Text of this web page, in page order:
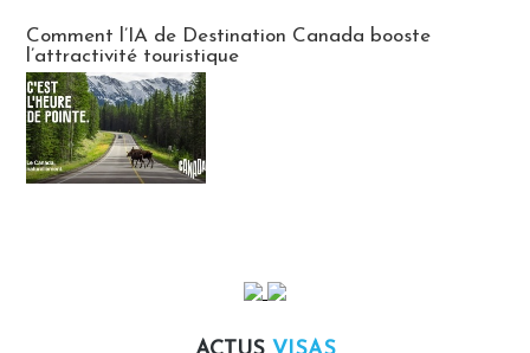
Comment l’IA de Destination Canada booste
l’attractivité touristique